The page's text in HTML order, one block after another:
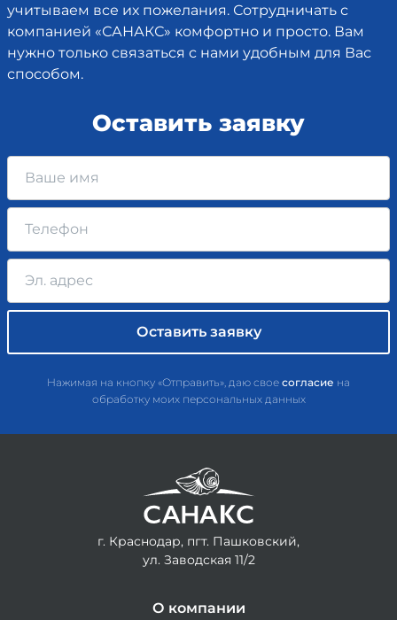
учитываем все их пожелания. Сотрудничать с
компанией «САНАКС» комфортно и просто. Вам
нужно только связаться с нами удобным для Вас
способом.
Оставить заявку
Нажимая на кнопку «Отправить», даю свое согласие на
обработку моих персональных данных
г. Краснодар, пгт. Пашковский,
ул. Заводская 11/2
О компании